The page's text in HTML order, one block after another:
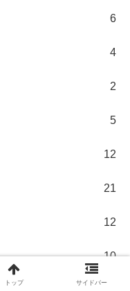
6
4
2
5
12
21
12
10
トップ サイドバー